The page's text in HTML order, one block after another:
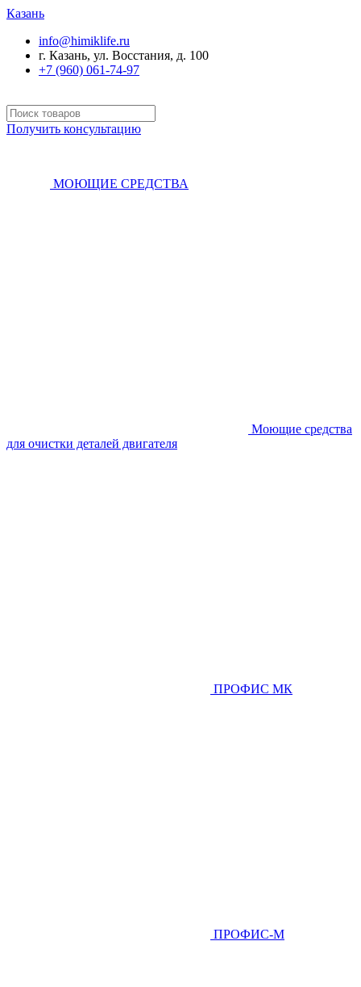
Казань
info@himiklife.ru
г. Казань, ул. Восстания, д. 100
+7 (960) 061-74-97
Получить консультацию
МОЮЩИЕ СРЕДСТВА
Моющие средства
для очистки деталей двигателя
ПРОФИС МК
ПРОФИС-М